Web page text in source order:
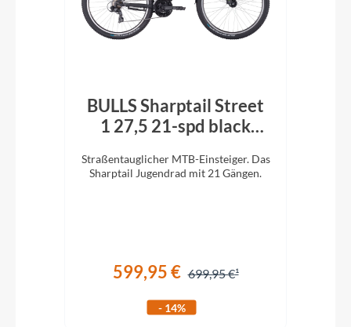
BULLS Sharptail Street
1 27,5 21-spd black
Straßentauglicher MTB-Einsteiger. Das
Sharptail Jugendrad mit 21 Gängen.
599,95 € 699,95 €
- 14%